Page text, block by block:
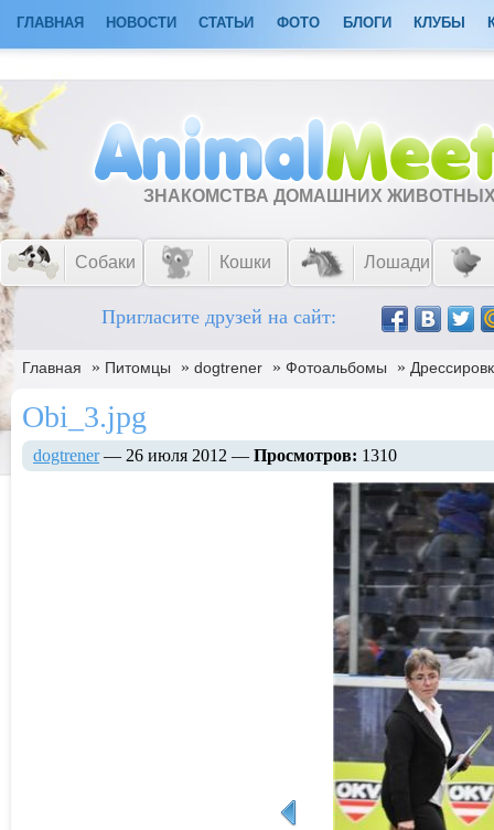
ГЛАВНАЯ НОВОСТИ СТАТЬИ ФОТО БЛОГИ КЛУБЫ
ЗНАКОМСТВА ДОМАШНИХ
Собаки Кошки Лошади
Пригласите друзей на сайт:
Главная » Питомцы » dogtrener » Фотоальбомы »
Obi_3.jpg
dogtrener— 26 июля 2012 — Просмотров: 1310